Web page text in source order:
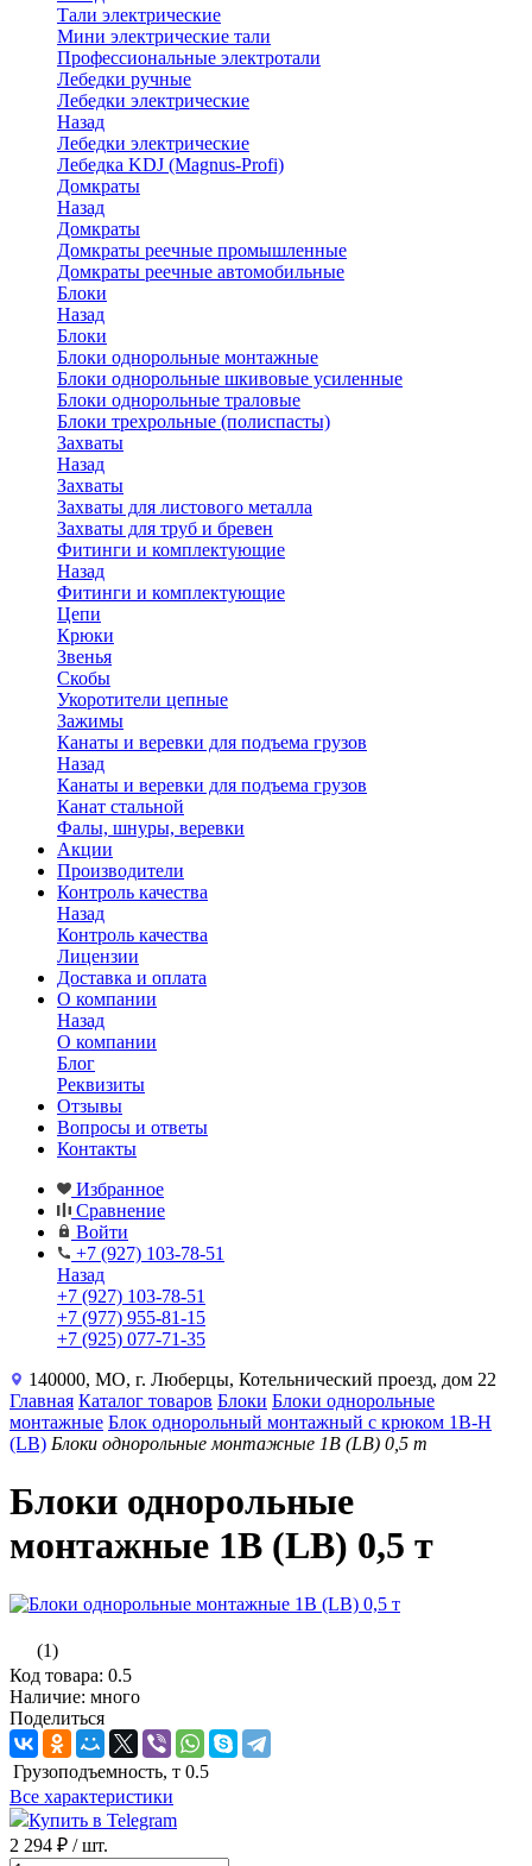
Тали электрические
Мини электрические тали
Профессиональные электротали
Лебедки ручные
Лебедки электрические
Назад
Лебедки электрические
Лебедка KDJ (Magnus-Profi)
Домкраты
Назад
Домкраты
Домкраты реечные промышленные
Домкраты реечные автомобильные
Блоки
Назад
Блоки
Блоки однорольные монтажные
Блоки однорольные шкивовые усиленные
Блоки однорольные траловые
Блоки трехрольные (полиспасты)
Захваты
Назад
Захваты
Захваты для листового металла
Захваты для труб и бревен
Фитинги и комплектующие
Назад
Фитинги и комплектующие
Цепи
Крюки
Звенья
Скобы
Укоротители цепные
Зажимы
Канаты и веревки для подъема грузов
Назад
Канаты и веревки для подъема грузов
Канат стальной
Фалы, шнуры, веревки
Акции
Производители
Контроль качества
Назад
Контроль качества
Лицензии
Доставка и оплата
О компании
Назад
О компании
Блог
Реквизиты
Отзывы
Вопросы и ответы
Контакты
Избранное
Сравнение
Войти
+7 (927) 103-78-51
Назад
+7 (927) 103-78-51
+7 (977) 955-81-15
+7 (925) 077-71-35
140000, МО, г. Люберцы, Котельнический проезд, дом 22
Главная Каталог товаров Блоки Блоки однорольные
монтажные Блок однорольный монтажный с крюком 1B-H
(LB) Блоки однорольные монтажные 1B (LB) 0,5 т
Блоки однорольные
монтажные 1B (LB) 0,5 т
(1)
Код товара: 0.5
Наличие: много
Поделиться
Грузоподъемность, т 0.5
Все характеристики
Купить в Telegram
2 294 ₽ / шт.